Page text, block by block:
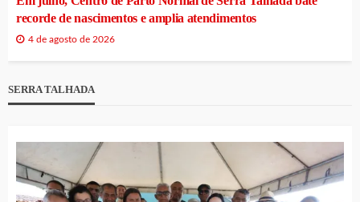
recorde de nascimentos e amplia atendimentos
4 de agosto de 2026
SERRA TALHADA